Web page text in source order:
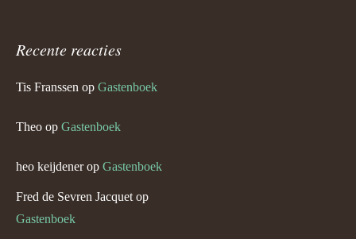
Recente reacties
Tis Franssen op Gastenboek
Theo op Gastenboek
heo keijdenerop Gastenboek
Fred de Sevren Jacquet op
Gastenboek